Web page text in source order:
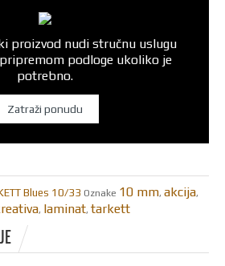
proizvod nudi stručnu uslugu
podloge ukoliko je
potrebno.
Zatraži ponudu
Blues 10/33 Oznake 10 mm, akcija,
, laminat, tarkett